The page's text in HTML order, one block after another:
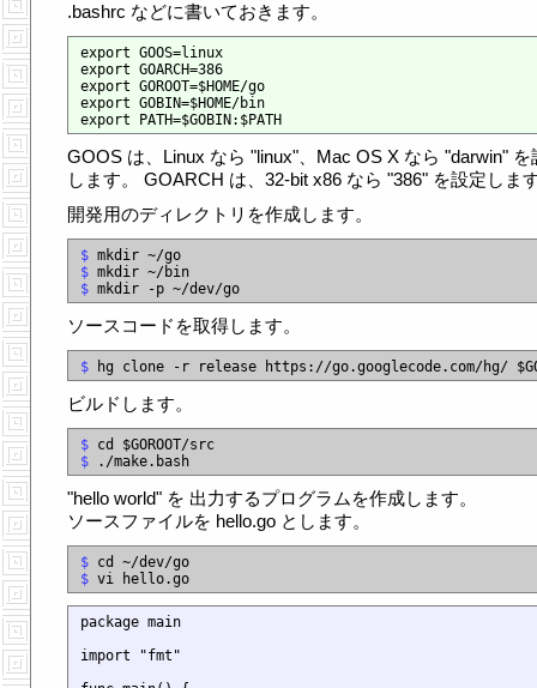
.bashrc などに書いておきます。
export GOOS=linux
export GOARCH=386
export GOROOT=$HOME/go
export GOBIN=$HOME/bin
GOOS は、Linux なら "linux"、Mac OS X なら "darwin" を
します。 GOARCH は、32-bit x86 なら "386" を設定しま
開発用のディレクトリを作成します。
$
$
$
ソースコードを取得します。
$
ビルドします。
$
$
"hello world" を 出力するプログラムを作成します。
ソースファイルを hello.go とします。
$
$
package main
import "fmt"